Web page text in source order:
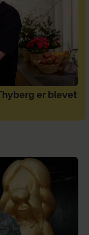
er blevet